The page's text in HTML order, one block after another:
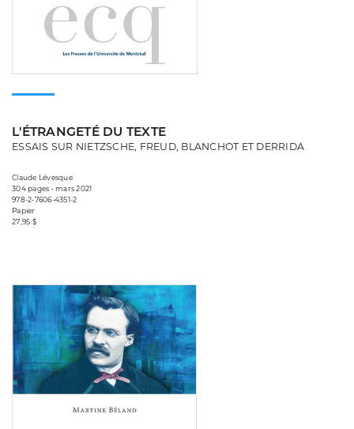
L'ÉTRANGETÉ DU TEXTE
ESSAIS SUR NIETZSCHE, FREUD, BLANCHOT ET DERRIDA
Claude Lévesque
304 pages • mars 2021
978-2-7606-4351-2
Papier
27,95 $